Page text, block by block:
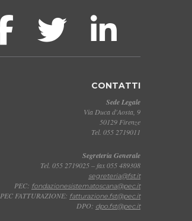
CONTATTI
Sede Legale
Via Duca d'Aosta, 9
50129 Firenze
Tel. 055 2719011
Segreteria Generale
Tel. 055 2719025 – fax 055 489308
segreteria@fst.it
PEC: fondazionesistematoscana@pec.it
PEC FATTURAZIONE: fatturazione.fst@pec.it
DPO: dpo.fst@pec.it